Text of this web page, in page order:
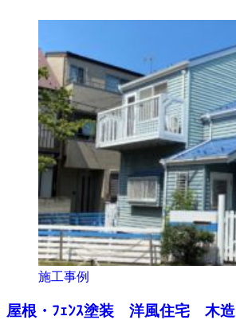
施工事例
屋根・ﾌｪﾝｽ塗装 洋風住宅 木造